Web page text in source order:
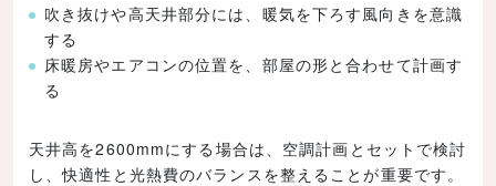
吹き抜けや高天井部分には、暖気を下ろす風向きを意識
する
床暖房やエアコンの位置を、部屋の形と合わせて計画す
る
天井高を2600mmにする場合は、空調計画とセットで検討
し、快適性と光熱費のバランスを整えることが重要です。